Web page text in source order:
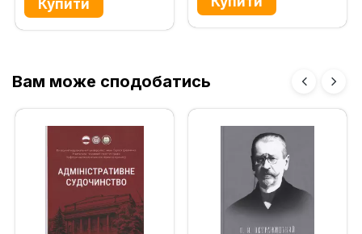
Вам може сподобатись